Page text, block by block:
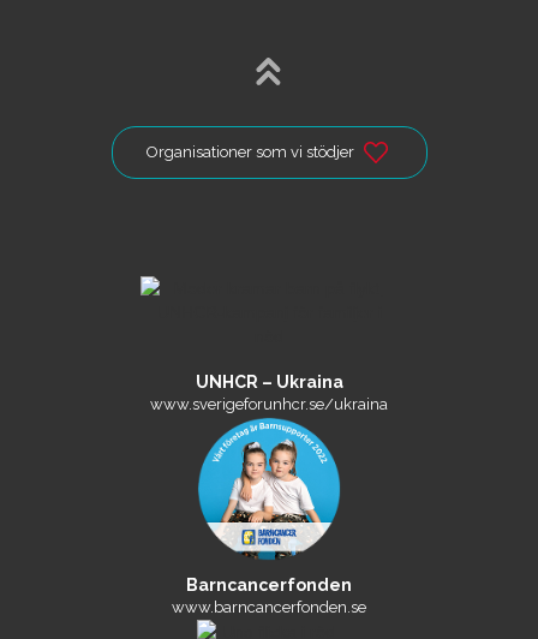
Organisationer som vi stödjer
UNHCR – Ukraina
www.sverigeforunhcr.se/ukraina
Barncancerfonden
www.barncancerfonden.se